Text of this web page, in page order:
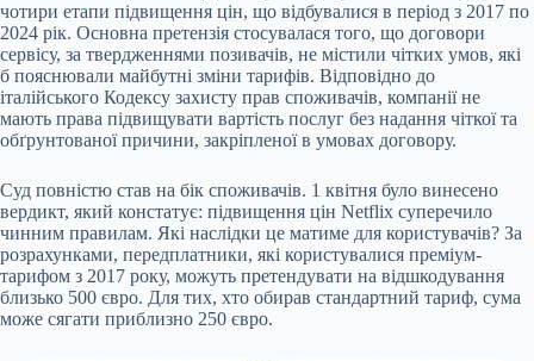
чотири етапи підвищення цін, що відбувалися в період з 2017 по
2024 рік. Основна претензія стосувалася того, що договори
сервісу, за твердженнями позивачів, не містили чітких умов, які
б пояснювали майбутні зміни тарифів. Відповідно до
італійського Кодексу захисту прав споживачів, компанії не
мають права підвищувати вартість послуг без надання чіткої та
обґрунтованої причини, закріпленої в умовах договору.
Суд повністю став на бік споживачів. 1 квітня було винесено
вердикт, який констатує: підвищення цін Netflix суперечило
чинним правилам. Які наслідки це матиме для користувачів? За
розрахунками, передплатники, які користувалися преміум-
тарифом з 2017 року, можуть претендувати на відшкодування
близько 500 євро. Для тих, хто обирав стандартний тариф, сума
може сягати приблизно 250 євро.